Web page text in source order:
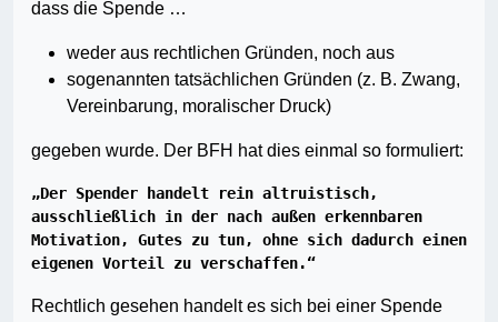
dass die Spende …
weder aus rechtlichen Gründen, noch aus
sogenannten tatsächlichen Gründen (z. B. Zwang,
Vereinbarung, moralischer Druck)
gegeben wurde. Der BFH hat dies einmal so formuliert:
„Der Spender handelt rein altruistisch,
ausschließlich in der nach außen erkennbaren
Motivation, Gutes zu tun, ohne sich dadurch einen
eigenen Vorteil zu verschaffen.“
Rechtlich gesehen handelt es sich bei einer Spende